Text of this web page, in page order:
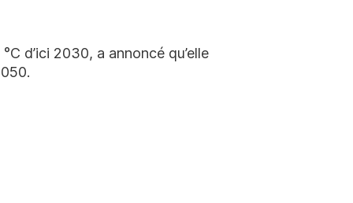
d’ici 2030, a annoncé qu’elle